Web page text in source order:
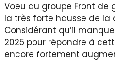
Voeu du groupe Front de
la très forte hausse de la
Considérant qu’il
2025 pour répondre à
encore fortement